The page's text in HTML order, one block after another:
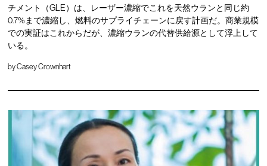
チメント（GLE）は、レーザー濃縮でこれを天然ウランと同じ約
0.7%まで濃縮し、燃料のサプライチェーンに戻す計画だ。商業規模
での実証はこれからだが、濃縮ウランの代替供給源として浮上して
いる。
byCasey Crownhart